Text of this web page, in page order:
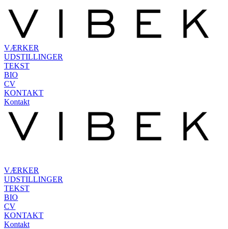
VÆRKER
UDSTILLINGER
TEKST
BIO
CV
KONTAKT
Kontakt
VÆRKER
UDSTILLINGER
TEKST
BIO
CV
KONTAKT
Kontakt